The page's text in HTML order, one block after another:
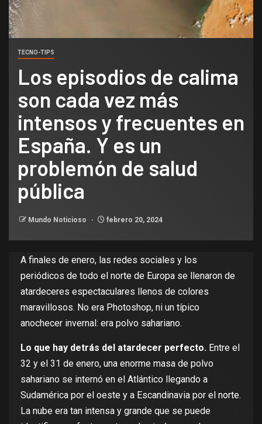
TECNO-TIPS
Los episodios de calima
son cada vez más
intensos y frecuentes en
España. Y es un
problemón de salud
pública
Mundo Noticioso febrero 20, 2024
A finales de enero, las redes sociales y los
periódicos de todo el norte de Europa se llenaron de
atardeceres espectaculares llenos de colores
maravillosos. No era Photoshop, ni un típico
anochecer invernal: era polvo sahariano.
Lo que hay detrás del atardecer perfecto. Entre el
32 y el 31 de enero, una enorme masa de polvo
sahariano se internó en el Atlántico llegando a
Sudamérica por el oeste y a Escandinavia por el norte.
La nube era tan intensa y grande que se puede